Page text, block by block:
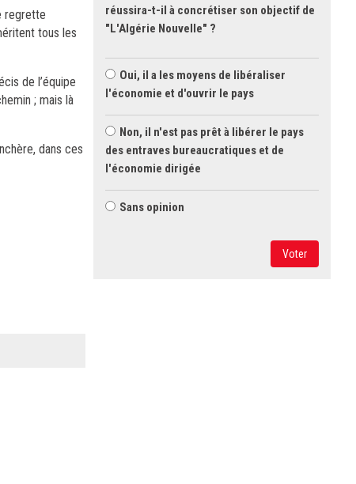
regrette
tous les
de l’équipe
; mais là
dans ces
réussira-t-il à concrétiser son objectif de
"L'Algérie Nouvelle" ?
Oui, il a les moyens de libéraliser
l'économie et d'ouvrir le pays
Non, il n'est pas prêt à libérer le pays
des entraves bureaucratiques et de
l'économie dirigée
Sans opinion
Voter